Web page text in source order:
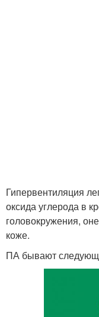
Гипервентиляция
оксида углерода в
головокружения,
коже.
ПА бывают